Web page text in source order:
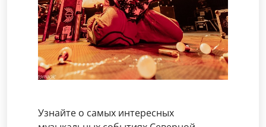
Узнайте о самых интересных